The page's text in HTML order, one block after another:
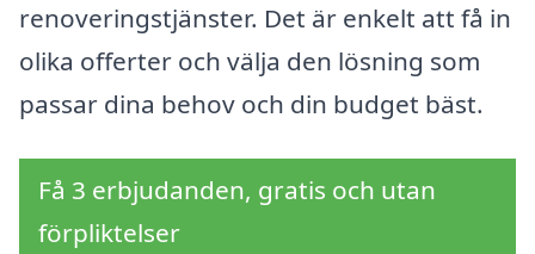
renoveringstjänster. Det är enkelt att få in
olika offerter och välja den lösning som
passar dina behov och din budget bäst.
Få 3 erbjudanden, gratis och utan
förpliktelser